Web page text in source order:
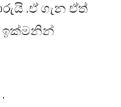
.ඒ ගැන ඒත්
ඉක්මනින්